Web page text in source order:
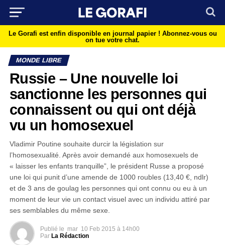
Le Gorafi est enfin disponible en journal papier ! Abonnez-vous ou
on tue votre chat.
MONDE LIBRE
Russie – Une nouvelle loi
sanctionne les personnes qui
connaissent ou qui ont déjà
vu un homosexuel
Vladimir Poutine souhaite durcir la législation sur
l’homosexualité. Après avoir demandé aux homosexuels de
« laisser les enfants tranquille”, le président Russe a proposé
une loi qui punit d’une amende de 1000 roubles (13,40 €, ndlr)
et de 3 ans de goulag les personnes qui ont connu ou eu à un
moment de leur vie un contact visuel avec un individu attiré par
ses semblables du même sexe.
Publié le mar 10 Feb 2015 à 14h00
Par La Rédaction